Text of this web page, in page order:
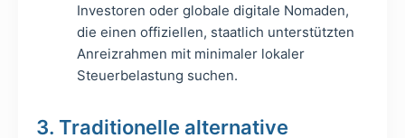
Investoren oder globale digitale Nomaden,
die einen offiziellen, staatlich unterstützten
Anreizrahmen mit minimaler lokaler
Steuerbelastung suchen.
3. Traditionelle alternative